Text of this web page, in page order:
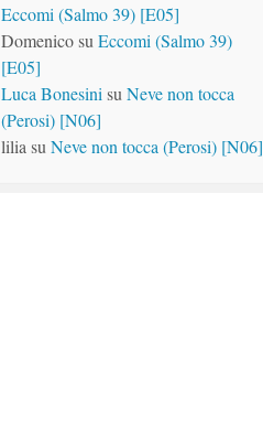
Eccomi (Salmo 39) [E05]
DomenicosuEccomi (Salmo 39)
[E05]
Luca Bonesini suNeve non tocca
(Perosi) [N06]
lilia suNeve non tocca (Perosi) [N06]